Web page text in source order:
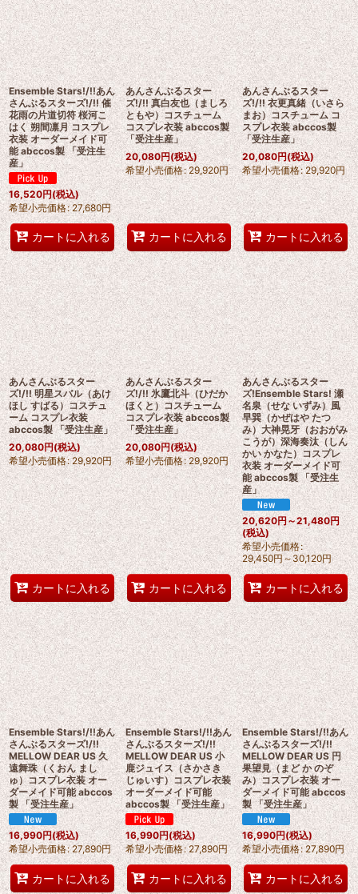
Ensemble Stars!/!!あん
さんぶるスターズ!/!! 催
花雨の片道切符 桜河こ
はく 朔間凛月 コスプレ
衣装 オーダーメイド可
能 abccos製 「受注生
産」
16,520円(税込)
希望小売価格: 27,680円
カートに入れる
あんさんぶるスター
ズ!/!! 真白友也（ましろ
ともや）コスチューム
コスプレ衣装 abccos製
「受注生産」
20,080円(税込)
希望小売価格: 29,920円
カートに入れる
あんさんぶるスター
ズ!/!! 衣更真緒（いさら
まお）コスチューム コ
スプレ衣装 abccos製
「受注生産」
20,080円(税込)
希望小売価格: 29,920円
カートに入れる
あんさんぶるスター
ズ!/!! 明星スバル（あけ
ほし すばる）コスチュ
ーム コスプレ衣装
abccos製 「受注生産」
20,080円(税込)
希望小売価格: 29,920円
カートに入れる
あんさんぶるスター
ズ!/!! 氷鷹北斗（ひだか
ほくと）コスチューム
コスプレ衣装 abccos製
「受注生産」
20,080円(税込)
希望小売価格: 29,920円
カートに入れる
あんさんぶるスター
ズ!Ensemble Stars! 瀬
名泉（せな いずみ）風
早巽（かぜはや たつ
み）大神晃牙（おおがみ
こうが）深海奏汰（しん
かい かなた）コスプレ
衣装 オーダーメイド可
能 abccos製 「受注生
産」
20,620円～21,480円
(税込)
希望小売価格:
29,450円～30,120円
カートに入れる
Ensemble Stars!/!!あん
さんぶるスターズ!/!!
MELLOW DEAR US 久
遠舞珠（くおん まし
ゅ）コスプレ衣装 オー
ダーメイド可能 abccos
製 「受注生産」
16,990円(税込)
希望小売価格: 27,890円
カートに入れる
Ensemble Stars!/!!あん
さんぶるスターズ!/!!
MELLOW DEAR US 小
鹿ジュイス（さかさき
じゅいす）コスプレ衣装
オーダーメイド可能
abccos製 「受注生産」
16,990円(税込)
希望小売価格: 27,890円
カートに入れる
Ensemble Stars!/!!あん
さんぶるスターズ!/!!
MELLOW DEAR US 円
果望見（まど か のぞ
み）コスプレ衣装 オー
ダーメイド可能 abccos
製 「受注生産」
16,990円(税込)
希望小売価格: 27,890円
カートに入れる